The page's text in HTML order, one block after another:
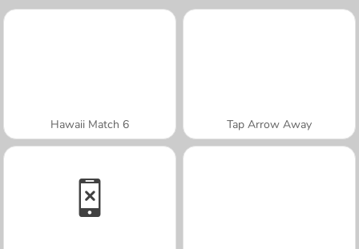
Hawaii Match 6 Tap Arrow Away